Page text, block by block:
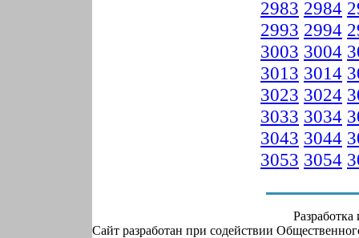
2983 2984
2993 2994
3003 3004
3013 3014
3023 3024
3033 3034
3043 3044
3053 3054
Сайт разработан при содействии